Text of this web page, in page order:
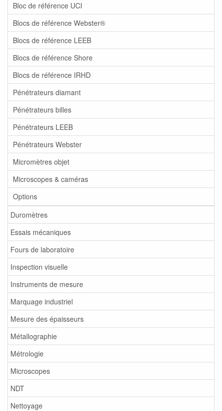
Bloc de référence UCI
Blocs de référence Webster®
Blocs de référence LEEB
Blocs de référence Shore
Blocs de référence IRHD
Pénétrateurs diamant
Pénétrateurs billes
Pénétrateurs LEEB
Pénétrateurs Webster
Micromètres objet
Microscopes & caméras
Options
Duromètres
Essais mécaniques
Fours de laboratoire
Inspection visuelle
Instruments de mesure
Marquage industriel
Mesure des épaisseurs
Métallographie
Métrologie
Microscopes
NDT
Nettoyage